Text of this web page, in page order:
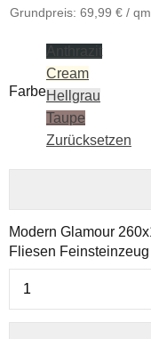
Grundpreis: 69,99 € / qm
Farbe
Anthrazit
Cream
Hellgrau
Taupe
Zurücksetzen
Modern Glamour
Fliesen